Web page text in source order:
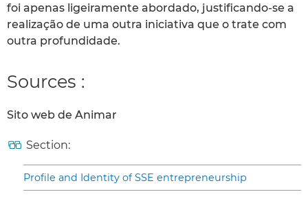
foi apenas ligeiramente abordado, justificando-se a
realização de uma outra iniciativa que o trate com
outra profundidade.
Sources :
Sito web de Animar
Section:
Profile and Identity of SSE entrepreneurship